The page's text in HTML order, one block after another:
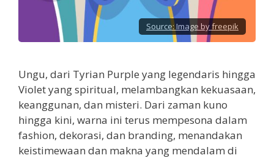
Source:Image by freepik
Ungu, dari Tyrian Purple yang legendaris hingga
Violet yang spiritual, melambangkan kekuasaan,
keanggunan, dan misteri. Dari zaman kuno
hingga kini, warna ini terus mempesona dalam
fashion, dekorasi, dan branding, menandakan
keistimewaan dan makna yang mendalam di